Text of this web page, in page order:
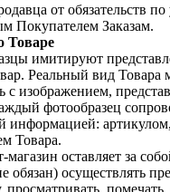
от обязательств
Покупателем Заказам.
Товаре
имитируют
Реальный вид Товара
с изображением,
фотообразец
информацией:
Товара.
магазин оставляет за
обязан) осуществлять
просматривать, помечать,